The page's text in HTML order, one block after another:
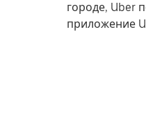
городе, Uber
приложение